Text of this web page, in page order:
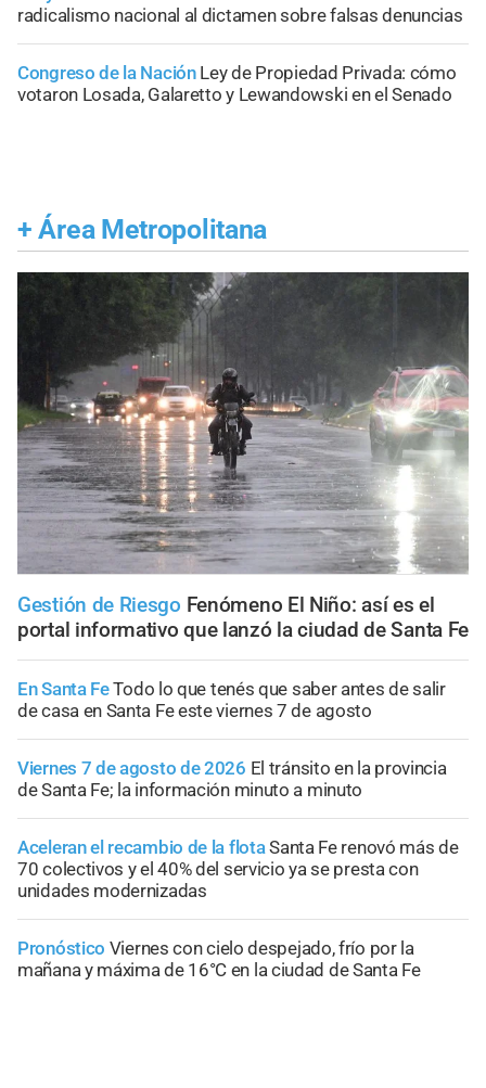
radicalismo nacional al dictamen sobre falsas denuncias
Congreso de la Nación Ley de Propiedad Privada: cómo
votaron Losada, Galaretto y Lewandowski en el Senado
+ Área Metropolitana
Gestión de Riesgo Fenómeno El Niño: así es el
portal informativo que lanzó la ciudad de Santa Fe
En Santa FeTodo lo que tenés que saber antes de salir
de casa en Santa Fe este viernes 7 de agosto
Viernes 7 de agosto de 2026 El tránsito en la provincia
de Santa Fe; la información minuto a minuto
Aceleran el recambio de la flotaSanta Fe renovó más de
70 colectivos y el 40% del servicio ya se presta con
unidades modernizadas
Pronóstico Viernes con cielo despejado, frío por la
mañana y máxima de 16°C en la ciudad de Santa Fe